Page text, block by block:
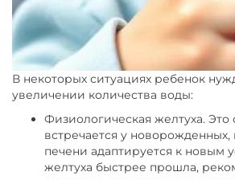
В некоторых ситуациях ребенок
увеличении количества воды:
Физиологическая желтуха. Это
встречается у новорожденных,
печени адаптируется к новым
желтуха быстрее прошла,